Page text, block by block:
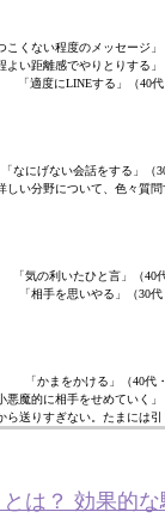
こくない程度のメッセージ」
よい距離感でやりとりする」
「適度にLINEする」（40代
「なにげない会話をする」（
しい分野について、色々質問
「気の利いたひと言」（40
「相手を思いやる」（30代
「かまをかける」（40代
悪魔的に相手をせめていく」
ら送りすぎない。たまには引
は？ 効果的